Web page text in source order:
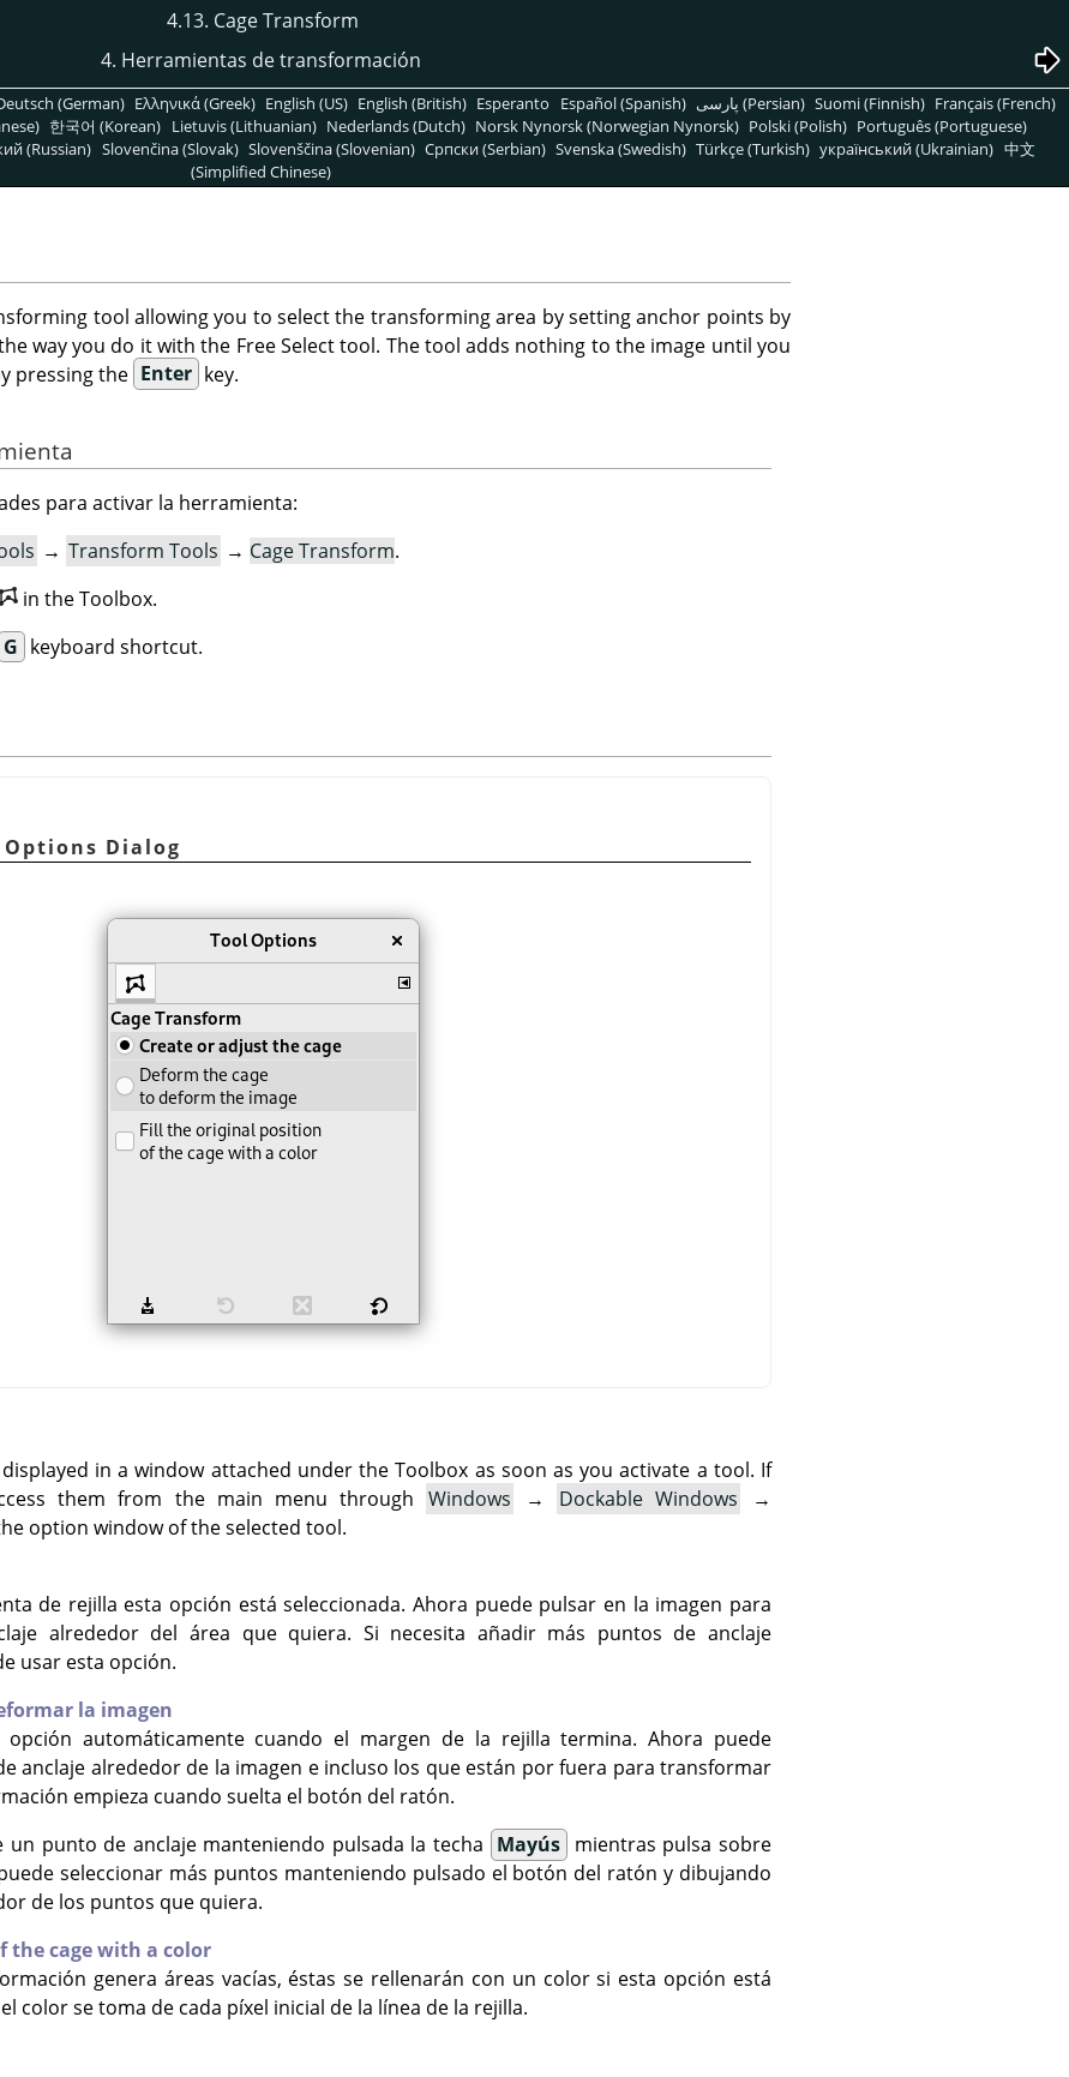
4.13. Cage Transform
4. Herramientas de transformación
(German) Ελληνικά (Greek) English (US) English (British) Esperanto Español (Spanish) پارسی (Persian) Suomi (Finnish) Français (French)
한국어 (Korean) Lietuvis (Lithuanian) Nederlands (Dutch) Norsk Nynorsk (Norwegian Nynorsk) Polski (Polish) Português (Portuguese)
(Russian) Slovenčina (Slovak) Slovenščina (Slovenian) Српски (Serbian) Svenska (Swedish) Türkçe (Turkish) український (Ukrainian) 中文
(Simplified Chinese)
tool allowing you to select the transforming area by setting anchor points by
way you do it with the Free Select tool. The tool adds nothing to the image until you
pressing the Enter key.
para activar la herramienta:
→ Transform Tools → Cage Transform.
in the Toolbox.
G keyboard shortcut.
Dialog
in a window attached under the Toolbox as soon as you activate a tool. If
them from the main menu through Windows → Dockable Windows
→
option window of the selected tool.
de rejilla esta opción está seleccionada. Ahora puede pulsar en la imagen para
alrededor del área que quiera. Si necesita añadir más puntos de anclaje
usar esta opción.
la imagen
opción automáticamente cuando el margen de la rejilla termina. Ahora puede
anclaje alrededor de la imagen e incluso los que están por fuera para transformar
empieza cuando suelta el botón del ratón.
un punto de anclaje manteniendo pulsada la techa Mayús mientras pulsa sobre
seleccionar más puntos manteniendo pulsado el botón del ratón y dibujando
de los puntos que quiera.
the cage with a color
genera áreas vacías, éstas se rellenarán con un color si esta opción está
color se toma de cada píxel inicial de la línea de la rejilla.